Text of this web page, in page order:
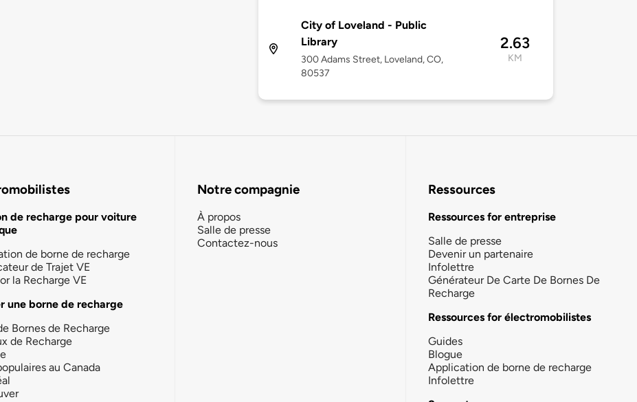
City of Loveland - Public
Library
300 Adams Street, Loveland, CO,
80537
2.63
KM
de recharge pour voiture
de borne de recharge
de Trajet VE
la Recharge VE
une borne de recharge
Bornes de Recharge
de Recharge
au Canada
Notre compagnie
À propos
Salle de presse
Contactez-nous
Ressources
Ressources for entreprise
Salle de presse
Devenir un partenaire
Infolettre
Générateur De Carte De Bornes De
Recharge
Ressources for électromobilistes
Guides
Blogue
Application de borne de recharge
Infolettre